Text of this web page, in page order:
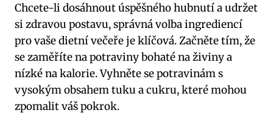
Chcete-li dosáhnout úspěšného hubnutí a udržet
si zdravou postavu, správná volba ingrediencí
pro vaše dietní večeře je klíčová. Začněte tím, že
se zaměříte na potraviny bohaté na živiny a
nízké na kalorie. Vyhněte se potravinám s
vysokým obsahem tuku a cukru, které mohou
zpomalit váš pokrok.